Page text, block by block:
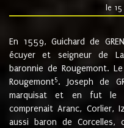
le
En 1559, Guichard de
écuyer et seigneur de
baronnie de Rougemont.
Rougemont5. Joseph de
marquisat et en fut le
comprenait Aranc, Corlier,
aussi baron de Corcelles,